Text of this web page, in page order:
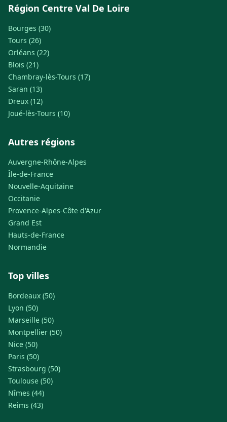
Région Centre Val De Loire
Bourges (30)
Tours (26)
Orléans (22)
Blois (21)
Chambray-lès-Tours (17)
Saran (13)
Dreux (12)
Joué-lès-Tours (10)
Autres régions
Auvergne-Rhône-Alpes
Île-de-France
Nouvelle-Aquitaine
Occitanie
Provence-Alpes-Côte d'Azur
Grand Est
Hauts-de-France
Normandie
Top villes
Bordeaux (50)
Lyon (50)
Marseille (50)
Montpellier (50)
Nice (50)
Paris (50)
Strasbourg (50)
Toulouse (50)
Nîmes (44)
Reims (43)